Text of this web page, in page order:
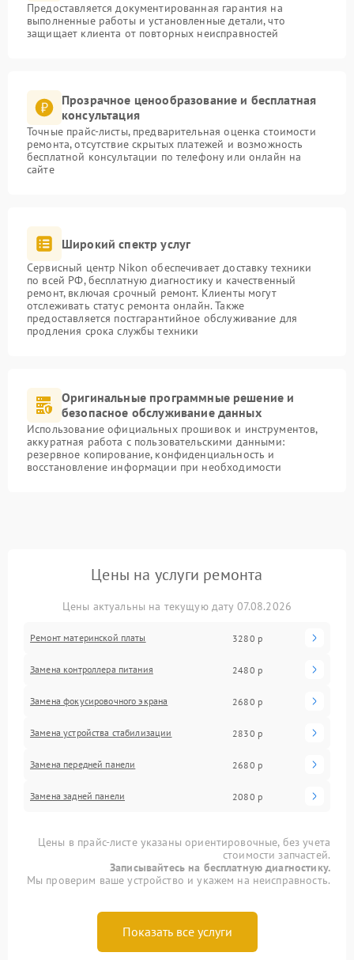
Предоставляется документированная гарантия на
выполненные работы и установленные детали, что
защищает клиента от повторных неисправностей
Прозрачное ценообразование и бесплатная
консультация
Точные прайс-листы, предварительная оценка стоимости
ремонта, отсутствие скрытых платежей и возможность
бесплатной консультации по телефону или онлайн на
сайте
Широкий спектр услуг
Сервисный центр Nikon обеспечивает доставку техники
по всей РФ, бесплатную диагностику и качественный
ремонт, включая срочный ремонт. Клиенты могут
отслеживать статус ремонта онлайн. Также
предоставляется постгарантийное обслуживание для
продления срока службы техники
Оригинальные программные решение и
безопасное обслуживание данных
Использование официальных прошивок и инструментов,
аккуратная работа с пользовательскими данными:
резервное копирование, конфиденциальность и
восстановление информации при необходимости
Цены на услуги ремонта
Цены актуальны на текущую дату 07.08.2026
Ремонт материнской платы 3280 р
Замена контроллера питания 2480 р
Замена фокусировочного экрана 2680 р
Замена устройства стабилизации 2830 р
Замена передней панели 2680 р
Замена задней панели 2080 р
Цены в прайс-листе указаны ориентировочные, без учета
стоимости запчастей.
Записывайтесь на бесплатную диагностику.
Мы проверим ваше устройство и укажем на неисправность.
Показать все услуги